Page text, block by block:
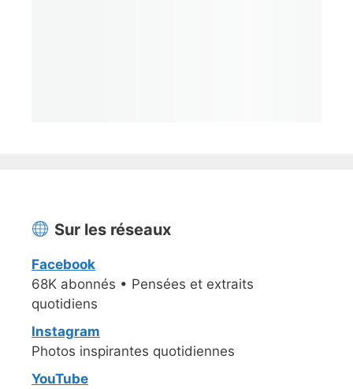
Sur les réseaux
Facebook
68K abonnés • Pensées et extraits
quotidiens
Instagram
Photos inspirantes quotidiennes
YouTube